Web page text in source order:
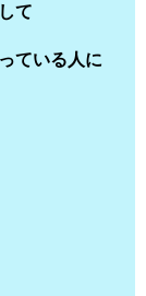
て
ている人に